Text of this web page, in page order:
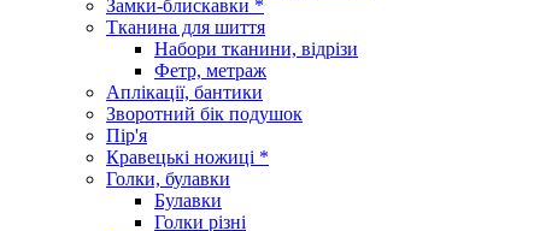
Замки-блискавки *
Тканина для шиття
Набори тканини, відрізи
Фетр, метраж
Аплікації, бантики
Зворотний бік подушок
Пір'я
Кравецькі ножиці *
Голки, булавки
Булавки
Голки різні